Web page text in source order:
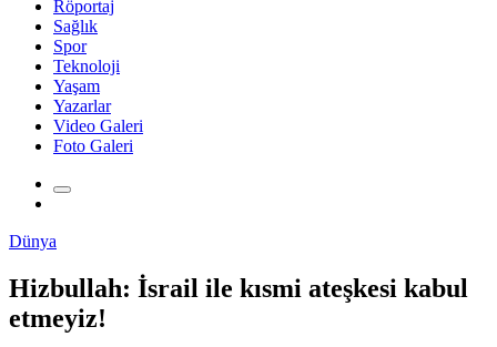
Röportaj
Sağlık
Spor
Teknoloji
Yaşam
Yazarlar
Video Galeri
Foto Galeri
Dünya
Hizbullah: İsrail ile kısmi ateşkesi kabul
etmeyiz!